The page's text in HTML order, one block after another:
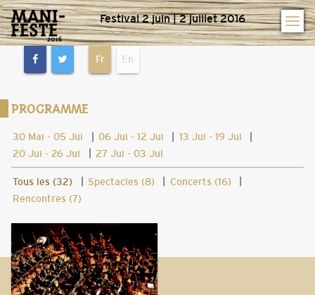
Festival 2 juin | 2 juillet 2016
Fr En
PROGRAMME
30 Mai - 05 Jui | 06 Jui - 12 Jui | 13 Jui - 19 Jui
|
20 Jui - 26 Jui
27 Jui - 03 Jul
Tous les (32) Spectacles (8) Concerts (16)
Rencontres (7)